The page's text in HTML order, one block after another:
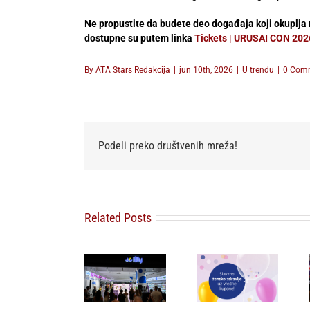
Ne propustite da budete deo događaja koji
dostupne su putem linka Tickets | URUSAI CON
By ATA Stars Redakcija | jun 10th, 2026 | U trendu | 0
Podeli preko društvenih mreža!
Related Posts
Moj dm: pet
dana, pet
kupona u
znaku
Lilly Drogerie
rođendan,
uručile
automobil
Citroën C3 i